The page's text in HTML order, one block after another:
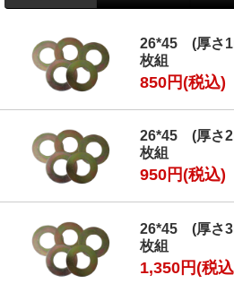
26*45 (厚さ
枚組
850円(税込)
26*45 (厚さ
枚組
950円(税込)
26*45 (厚さ
枚組
1,350円(税